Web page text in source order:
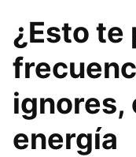
¿Esto te
ignores,
energía